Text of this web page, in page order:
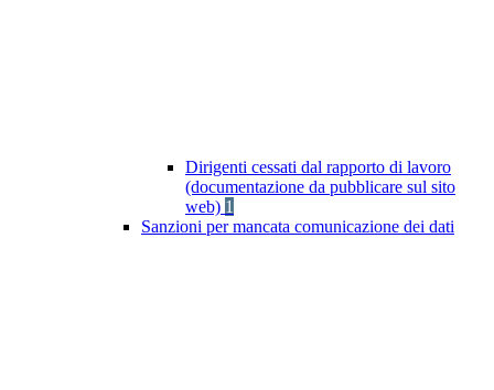
Dirigenti cessati dal rapporto di lavoro
(documentazione da pubblicare sul sito
web) 1
Sanzioni per mancata comunicazione dei dati